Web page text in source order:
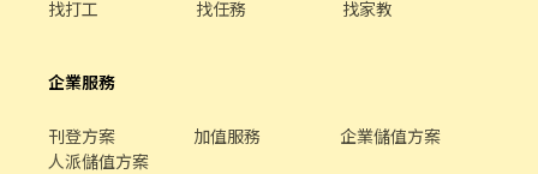
-------- ❤️【新北新莊區】❤️ $206 新莊五工店 新北市新莊區五工路
莊民安二店 新北市新莊區民安西路50號1樓 新莊復興二店 新北市新
福店 新北市新莊區建福路59巷13號 新莊雙鳳店 新北市新莊區雙鳳
路34號 新莊龍安店 新北市新莊區龍安路287號 新莊昌隆店 新北市新
找打工 找任務 找家教
企業服務
刊登方案 加值服務
企業儲值方案
人派儲值方案